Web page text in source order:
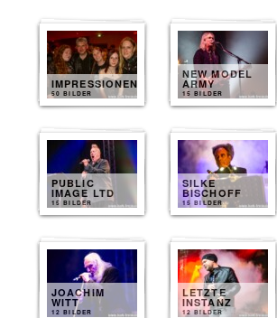
IMPRESSIONEN
50 BILDER
NEW MODEL
ARMY
15 BILDER
PUBLIC
IMAGE LTD
15 BILDER
SILKE
BISCHOFF
15 BILDER
JOACHIM
WITT
12 BILDER
LETZTE
INSTANZ
12 BILDER